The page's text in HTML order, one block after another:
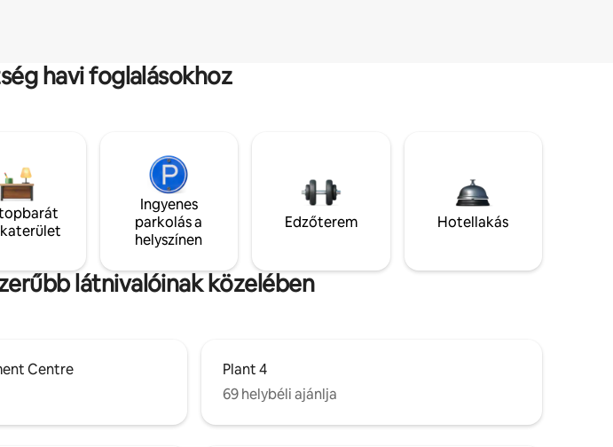
havi foglalásokhoz
Ingyenes
parkolás a
helyszínen
Edzőterem Hotellakás
látnivalóinak közelében
Centre
Plant 4
69 helybéli ajánlja